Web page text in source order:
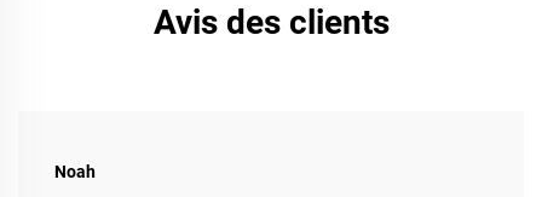
Avis des clients
Noah